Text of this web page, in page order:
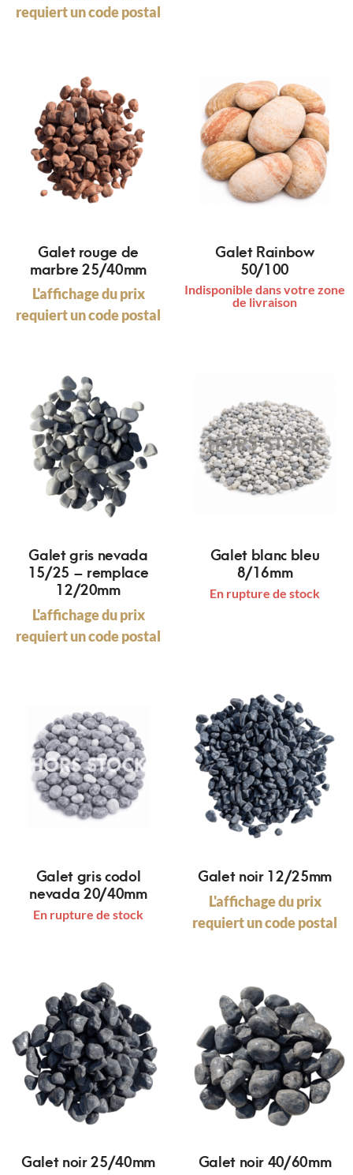
requiert un code postal
Galet rouge de
marbre 25/40mm
L'affichage du prix
requiert un code postal
Galet Rainbow
50/100
Indisponible dans votre zone
de livraison
Galet gris nevada
15/25 – remplace
12/20mm
L'affichage du prix
requiert un code postal
Galet blanc bleu
8/16mm
En rupture de stock
Galet gris codol
nevada 20/40mm
En rupture de stock
Galet noir 12/25mm
L'affichage du prix
requiert un code postal
Galet noir 25/40mm Galet noir 40/60mm